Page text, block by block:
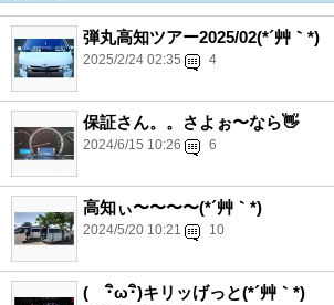
弾丸高知ツアー2025/02(*´艸｀*)
2025/2/24 02:35 4
保証さん。。さよぉ〜なら👋
2024/6/15 10:26 6
高知ぃ〜〜〜〜(*´艸｀*)
2024/5/20 10:21 10
( ･ิω･ิ)キリッげっと(*´艸｀*)